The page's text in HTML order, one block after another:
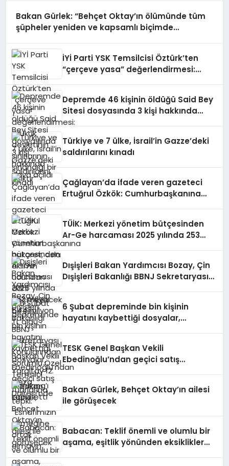
Bakan Gürlek: “Behçet Oktay’ın ölümünde tüm
şüpheler yeniden ve kapsamlı biçimde
İYİ Parti YSK Temsilcisi Öztürk’ten
“çerçeve yasa” değerlendirmesi:
Depremde 46 kişinin öldüğü Said Bey
Sitesi dosyasında 3 kişi hakkında
dava açıldı
Türkiye ve 7 ülke, İsrail’in Gazze’deki
saldırılarını kınadı
Çağlayan’da ifade veren gazeteci
Ertuğrul Özkök: Cumhurbaşkanına
TÜİK: Merkezi yönetim bütçesinden
Ar-Ge harcaması 2025 yılında 253
milyar 544 milyon TL oldu
Dışişleri Bakan Yardımcısı Bozay, Çin
Dışişleri Bakanlığı BBNJ Sekretaryası
6 Şubat depreminde bin kişinin
hayatını kaybettiği dosyalar,
TESK Genel Başkan Vekili
Ebedinoğlu’ndan geçici satış
fuarlarına tepki: “Esnafımızın
Bakan Gürlek, Behçet Oktay’ın ailesi
ile görüşecek
Babacan: Teklif önemli ve olumlu bir
aşama, eşitlik yönünden eksiklikler